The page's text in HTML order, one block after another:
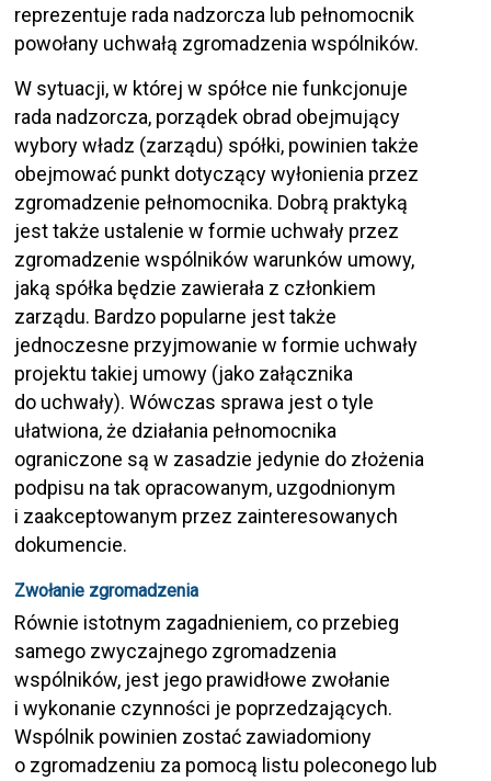
reprezentuje rada nadzorcza lub pełnomocnik
powołany uchwałą zgromadzenia wspólników.
W sytuacji, w której w spółce nie funkcjonuje
rada nadzorcza, porządek obrad obejmujący
wybory władz (zarządu) spółki, powinien także
obejmować punkt dotyczący wyłonienia przez
zgromadzenie pełnomocnika. Dobrą praktyką
jest także ustalenie w formie uchwały przez
zgromadzenie wspólników warunków umowy,
jaką spółka będzie zawierała z członkiem
zarządu. Bardzo popularne jest także
jednoczesne przyjmowanie w formie uchwały
projektu takiej umowy (jako załącznika
do uchwały). Wówczas sprawa jest o tyle
ułatwiona, że działania pełnomocnika
ograniczone są w zasadzie jedynie do złożenia
podpisu na tak opracowanym, uzgodnionym
i zaakceptowanym przez zainteresowanych
dokumencie.
Zwołanie zgromadzenia
Równie istotnym zagadnieniem, co przebieg
samego zwyczajnego zgromadzenia
wspólników, jest jego prawidłowe zwołanie
i wykonanie czynności je poprzedzających.
Wspólnik powinien zostać zawiadomiony
o zgromadzeniu za pomocą listu poleconego lub